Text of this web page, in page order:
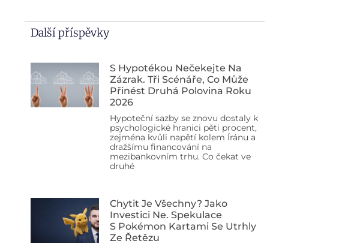
Další příspěvky
S Hypotékou Nečekejte Na
Zázrak. Tři Scénáře, Co Může
Přinést Druhá Polovina Roku
2026
Hypoteční sazby se znovu dostaly k
psychologické hranici pěti procent,
zejména kvůli napětí kolem Íránu a
dražšímu financování na
mezibankovním trhu. Co čekat ve
druhé
Chytit Je Všechny? Jako
Investici Ne. Spekulace
S Pokémon Kartami Se Utrhly
Ze Řetězu